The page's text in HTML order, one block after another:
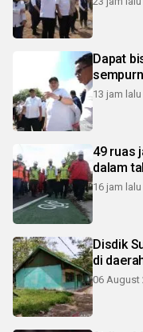
Dapat
13 jam lalu
49 ruas
dalam
16 jam lalu
Disdik
di
06 August